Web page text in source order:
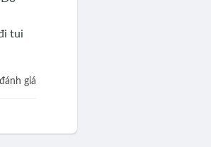
tui
đánh giá